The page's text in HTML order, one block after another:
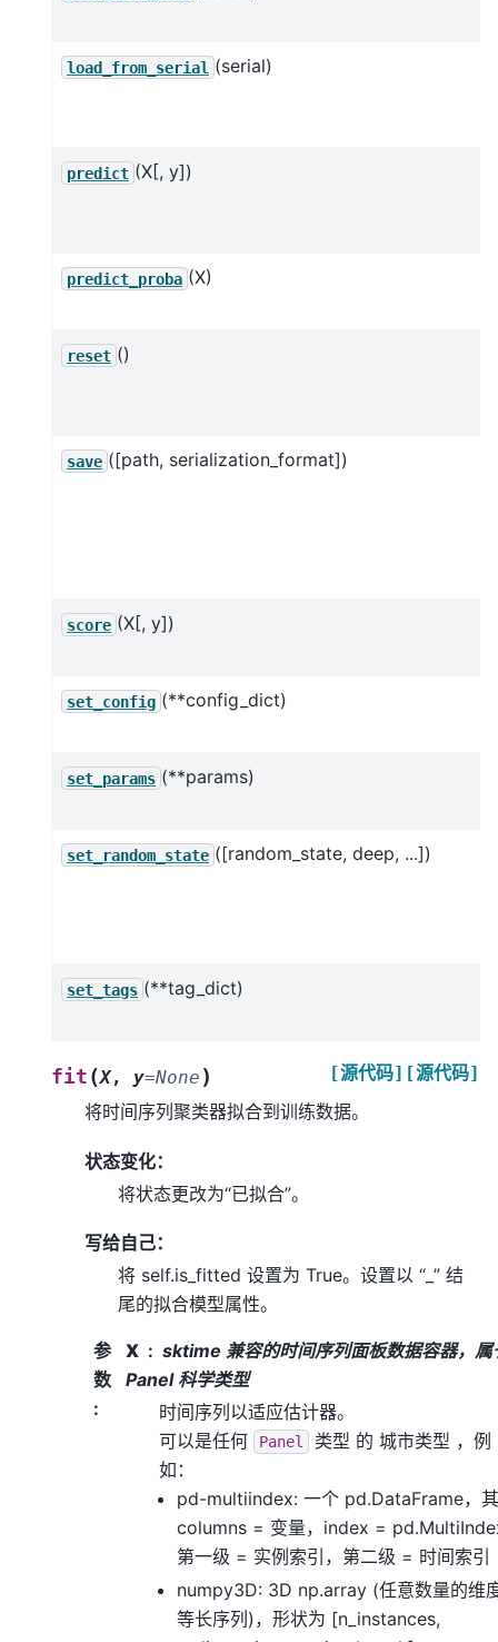
load_from_serial (serial)
predict (X[, y])
predict_proba (X)
reset ()
save ([path, serialization_format])
score (X[, y])
set_config (**config_dict)
set_params (**params)
set_random_state ([random_state, deep, ...])
set_tags (**tag_dict)
fit (X, y=None ) [源代码]
[源代码]
将时间序列聚类器拟合到训练数据。
状态变化：
将状态更改为“已拟合”。
写给自己：
将 self.is_fitted 设置为 True。设置以 “_” 结
尾的拟合模型属性。
参
数
:
X
sktime 兼容的时间序列面板数据容器，属
Panel 科学类型
时间序列以适应估计器。
可以是任何
Panel 类型 的 城市类型 ，例
如：
pd-multiindex: 一个 pd.DataFrame，
columns = 变量，index =
第一级 = 实例索引，第二级 = 时间索引
numpy3D: 3D np.array (任意数量的维
等长序列)，形状为 [n_instances,